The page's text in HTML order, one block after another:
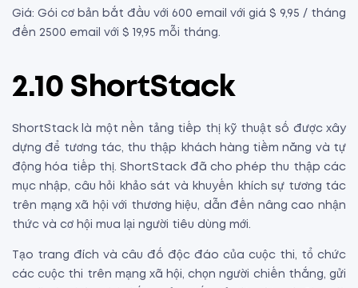
Giá: Gói cơ bản bắt đầu với 600 email với giá $ 9,95 / tháng
đến 2500 email với $ 19,95 mỗi tháng.
2.10 ShortStack
ShortStack là một nền tảng tiếp thị kỹ thuật số được xây
dựng để tương tác, thu thập khách hàng tiềm năng và tự
động hóa tiếp thị. ShortStack đã cho phép thu thập các
mục nhập, câu hỏi khảo sát và khuyến khích sự tương tác
trên mạng xã hội với thương hiệu, dẫn đến nâng cao nhận
thức và cơ hội mua lại người tiêu dùng mới.
Tạo trang đích và câu đố độc đáo của cuộc thi, tổ chức
các cuộc thi trên mạng xã hội, chọn người chiến thắng, gửi